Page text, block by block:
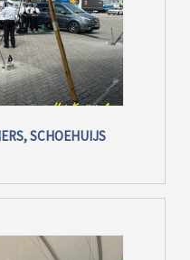
SCHOEHUIJS